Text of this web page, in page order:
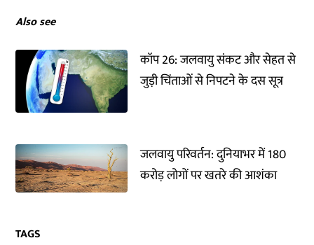
Also see
कॉप 26: जलवायु संकट और सेहत से
जुड़ी चिंताओं से निपटने के दस सूत्र
जलवायु परिवर्तन: दुनियाभर में 180
करोड़ लोगों पर खतरे की आशंका
TAGS